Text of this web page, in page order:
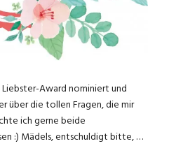
Award nominiert und
über die tollen Fragen, die mir
ich gerne beide
:) Mädels, entschuldigt bitte, …